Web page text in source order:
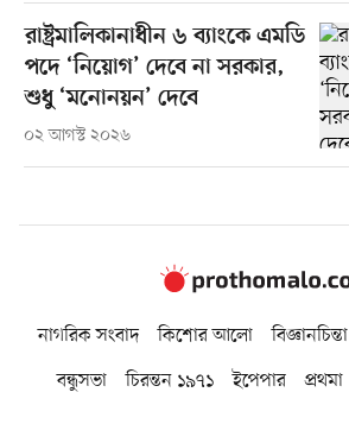
রাষ্ট্রমালিকানাধীন ৬ ব্যাংকে এমডি
পদে ‘নিয়োগ’ দেবে না সরকার,
শুধু ‘মনোনয়ন’ দেবে
০২ আগস্ট ২০২৬
নাগরিক সংবাদ কিশোর আলো বিজ্ঞানচিন্তা
বন্ধুসভা
চিরন্তন ১৯৭১ ইপেপার প্রথমা